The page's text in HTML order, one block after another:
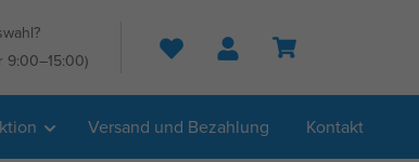
9:00–15:00) Suche
Versand und Bezahlung Kontakt